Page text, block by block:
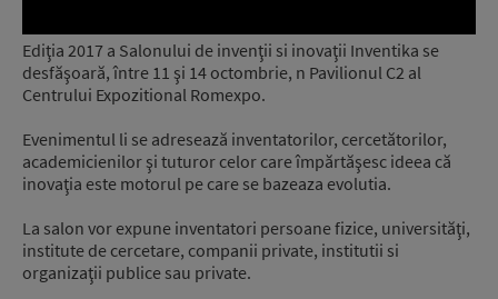
Ediţia 2017 a Salonului de invenţii si inovaţii Inventika se
desfăşoară, între 11 şi 14 octombrie, n Pavilionul C2 al
Centrului Expozitional Romexpo.
Evenimentul li se adresează inventatorilor, cercetătorilor,
academicienilor şi tuturor celor care împărtăşesc ideea că
inovaţia este motorul pe care se bazeaza evolutia.
La salon vor expune inventatori persoane fizice, universităţi,
institute de cercetare, companii private, institutii si
organizaţii publice sau private.